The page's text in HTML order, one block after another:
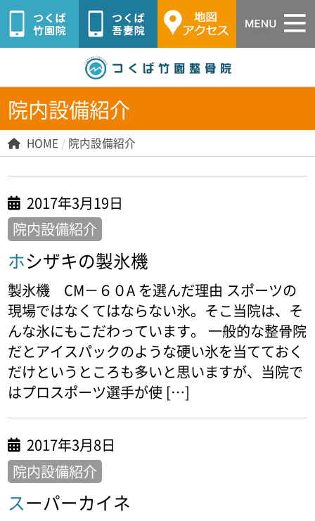
院内設備紹介
HOME / 院内設備紹介
2017年3月19日
院内設備紹介
ホシザキの製氷機
製氷機 CM－６０A を選んだ理由 スポーツの
現場ではなくてはならない氷。そこ当院は、そ
んな氷にもこだわっています。 一般的な整骨院
だとアイスパックのような硬い氷を当てておく
だけというところも多いと思いますが、当院で
はプロスポーツ選手が使 […]
2017年3月8日
院内設備紹介
スーパーカイネ